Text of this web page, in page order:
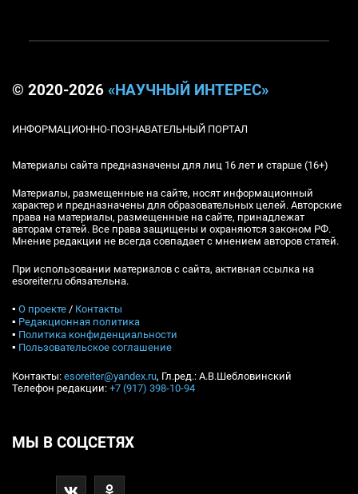
© 2020-2026 «НАУЧНЫЙ ИНТЕРЕС»
ИНФОРМАЦИОННО-ПОЗНАВАТЕЛЬНЫЙ ПОРТАЛ
Материалы сайта предназначены для лиц 16 лет и старше (16+)
Материалы, размещенные на сайте, носят информационный
характер и предназначены для образовательных целей. Авторские
права на материалы, размещенные на сайте, принадлежат
авторам статей. Все права защищены и охраняются законом РФ.
Мнение редакции не всегда совпадает с мнением авторов статей.
При использовании материалов с сайта, активная ссылка на
esoreiter.ru обязательна.
▪ О проекте / Контакты
▪ Редакционная политика
▪ Политика конфиденциальности
▪ Пользовательское соглашение
Контакты: esoreiter@yandex.ru, Гл.ред.: А.В.Шебловинский
Телефон редакции: +7 (917) 398-10-94
МЫ В СОЦСЕТЯХ